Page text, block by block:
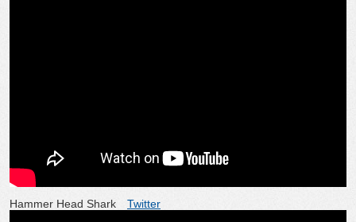
Hammer Head Shark Twitter